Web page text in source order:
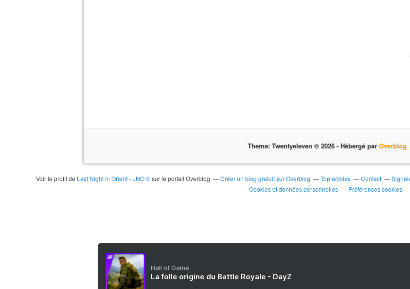
Theme: Twentyeleven © 2026 - Hébergé par Overblog
Voir le profil de Last Night in Orient - LNO ©sur le portail Overblog Créer un blog gratuit sur Overblog Top articles Contact
Cookies et données personnelles
Préférences cookies
Hall of Game
La folle origine du Battle Royale - DayZ